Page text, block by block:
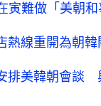
寅難做「美朝
熱線重開為朝
排美韓朝會談